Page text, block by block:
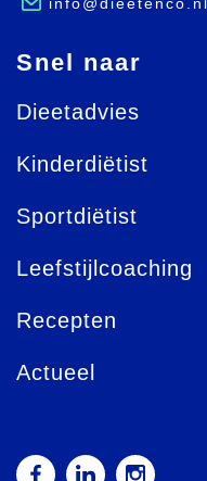
Snel naar
Dieetadvies
Kinderdiëtist
Sportdiëtist
Leefstijlcoaching
Recepten
Actueel